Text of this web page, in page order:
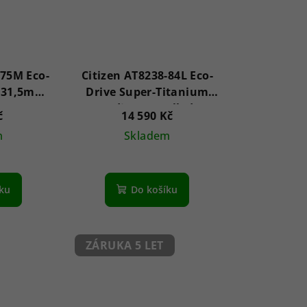
Eco-
Citizen AT8238-84L Eco-
Drive Super-Titanium
radio controlled
Chronograph 44mm
10ATM
14 590 Kč
Skladem
hodnocení
produktu
je
z
5
Do košíku
ZÁRUKA 5 LET